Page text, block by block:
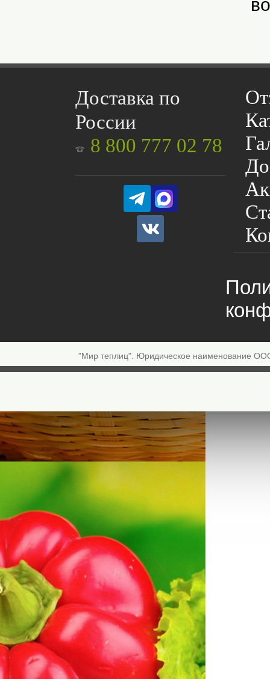
Доставка по
России
8 800 777 02 78
"Мир теплиц". Юридическое наименование